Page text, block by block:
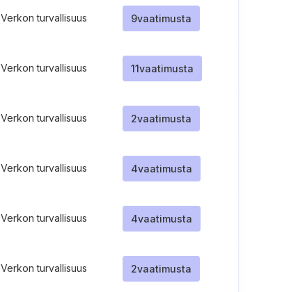
Verkon turvallisuus 9vaatimusta
Verkon turvallisuus 11vaatimusta
Verkon turvallisuus 2vaatimusta
Verkon turvallisuus 4vaatimusta
Verkon turvallisuus 4vaatimusta
Verkon turvallisuus 2vaatimusta